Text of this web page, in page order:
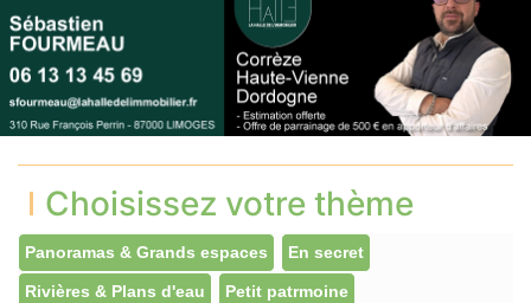
Choisissez votre thème
Panoramas & Grands espaces En secret
Rivières & Plans d'eau Petit patrmoine